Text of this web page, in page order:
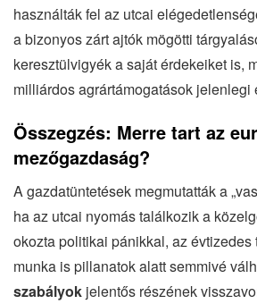
használták fel az utcai
a bizonyos zárt ajtók mögötti
keresztülvigyék a saját érdekeiket is,
milliárdos agrártámogatások jelenlegi
Összegzés: Merre tart az
mezőgazdaság?
A gazdatüntetések megmutatták a
ha az utcai nyomás találkozik a
okozta politikai pánikkal, az évtizedes
munka is pillanatok alatt semmivé
szabályok jelentős részének